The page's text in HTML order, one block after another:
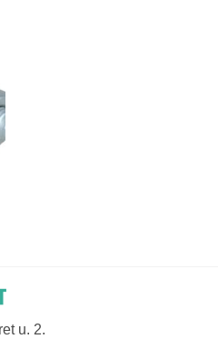
u. 2.